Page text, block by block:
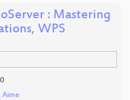
: Mastering
WPS
Aime